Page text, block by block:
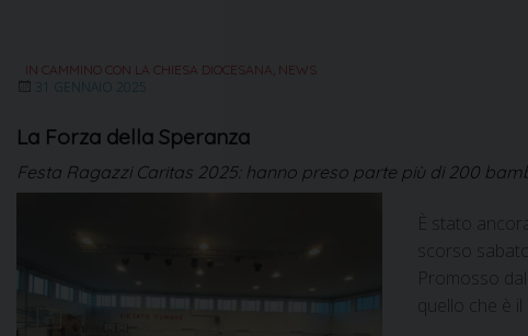
IN CAMMINO CON LA CHIESA DIOCESANA NEWS
31 GENNAIO 2025
La Forza della Speranza
Festa Ragazzi Caritas 2025: hanno preso parte più di 200
È stato
scorso
Promosso
quello che è